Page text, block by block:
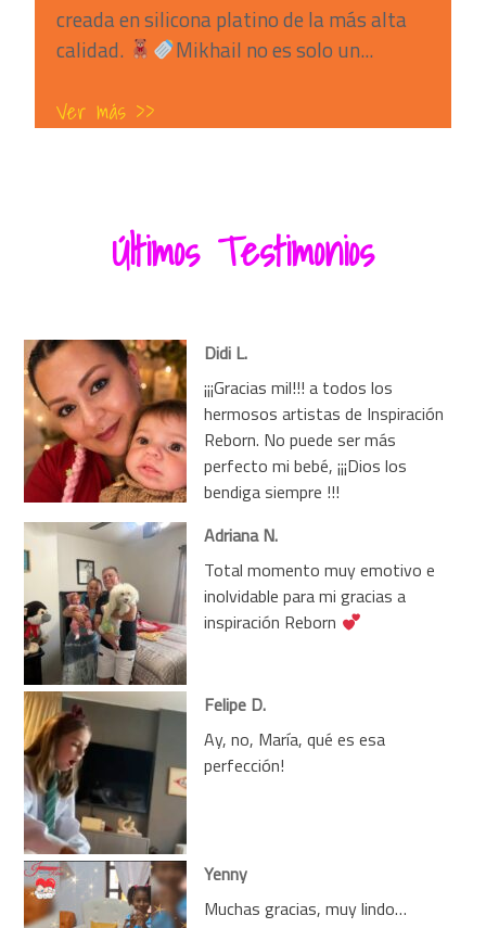
creada en silicona platino de la más alta
calidad.
Mikhail no es solo un...
Ver más >>
Últimos Testimonios
Didi L.
¡¡¡Gracias mil!!! a todos los
hermosos artistas de Inspiración
Reborn. No puede ser más
perfecto mi bebé, ¡¡¡Dios los
bendiga siempre !!!
Adriana N.
Total momento muy emotivo e
inolvidable para mi gracias a
inspiración Reborn
Felipe D.
Ay, no, María, qué es esa
perfección!
Yenny
Muchas gracias, muy lindo…